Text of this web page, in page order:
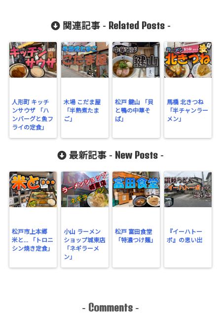
関連記事 - Related Posts-
人形町 キッチ
ンサウザ 「ハ
ンバーグと魚フ
ライの定食」
木場 こだま屋
「半熟煮たま
ご」
松戸 鍵山 「貝
と鴨の中華そ
ば」
馬橋 北きつね
「半チャンラー
メン」
最新記事 - New Posts -
松戸市上本郷
米と… 「トロニ
シン焼き定食」
小山 ラーメン
ショップ城東店
「ネギラーメ
ン」
松戸 富田食堂
「特濃つけ麺」
『イーハトー
ボ』の思い出
- Comments -